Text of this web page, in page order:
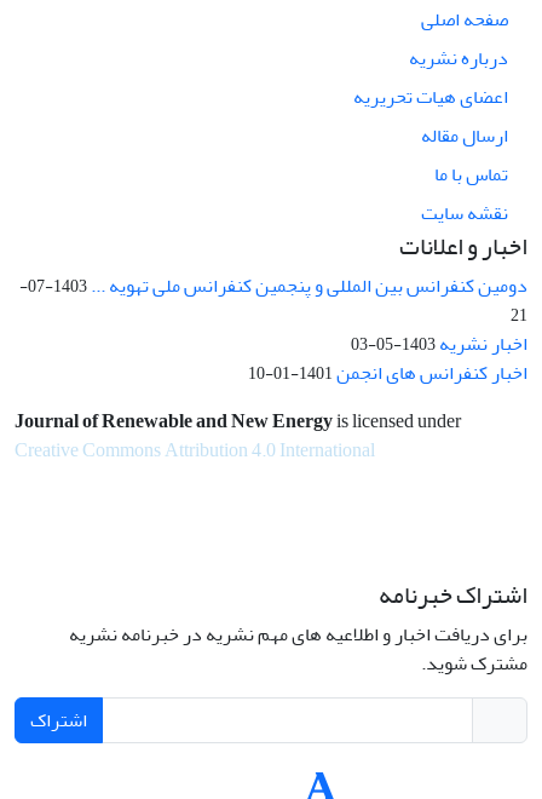
صفحه اصلی
درباره نشریه
اعضای هیات تحریریه
ارسال مقاله
تماس با ما
نقشه سایت
اخبار و اعلانات
دومین کنفرانس بین المللی و پنجمین کنفرانس ملی تهویه ...
1403-07-
21
اخبار نشریه1403-05-03
اخبار کنفرانس های انجمن1401-01-10
Journal of Renewable and New Energyis licensed under
Creative Commons Attribution 4.0 International
اشتراک خبرنامه
برای دریافت اخبار و اطلاعیه های مهم نشریه در خبرنامه نشریه
مشترک شوید.
اشتراک